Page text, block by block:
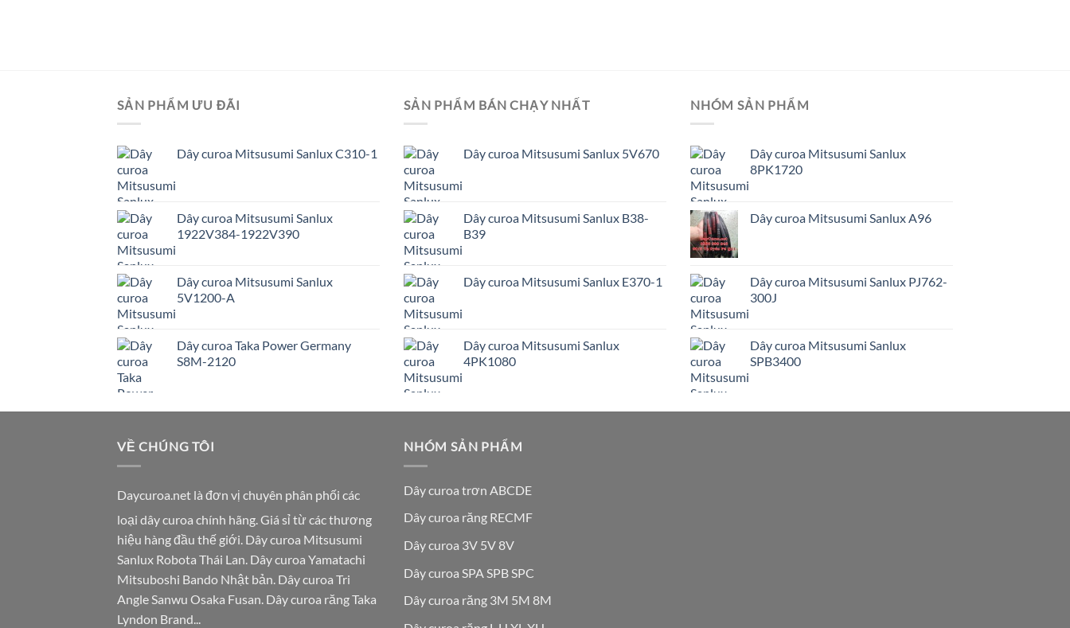
SẢN PHẨM ƯU ĐÃI
Dây curoa Mitsusumi Sanlux C310-1
Dây curoa Mitsusumi Sanlux
1922V384-1922V390
Dây curoa Mitsusumi Sanlux
5V1200-A
Dây curoa Taka Power Germany
S8M-2120
SẢN PHẨM BÁN CHẠY NHẤT
Dây curoa Mitsusumi Sanlux 5V670
Dây curoa Mitsusumi Sanlux B38-
B39
Dây curoa Mitsusumi Sanlux E370-1
Dây curoa Mitsusumi Sanlux
4PK1080
NHÓM SẢN PHẨM
Dây curoa Mitsusumi Sanlux
8PK1720
Dây curoa Mitsusumi Sanlux A96
Dây curoa Mitsusumi Sanlux PJ762-
300J
Dây curoa Mitsusumi Sanlux
SPB3400
VỀ CHÚNG TÔI
Daycuroa.net là đơn vị chuyên phân phối các
loại dây curoa chính hãng. Giá sỉ từ các thương
hiệu hàng đầu thế giới. Dây curoa Mitsusumi
Sanlux Robota Thái Lan. Dây curoa Yamatachi
Mitsuboshi Bando Nhật bản. Dây curoa Tri
Angle Sanwu Osaka Fusan. Dây curoa răng Taka
Lyndon Brand...
NHÓM SẢN PHẨM
Dây curoa trơn ABCDE
Dây curoa răng RECMF
Dây curoa 3V 5V 8V
Dây curoa SPA SPB SPC
Dây curoa răng 3M 5M 8M